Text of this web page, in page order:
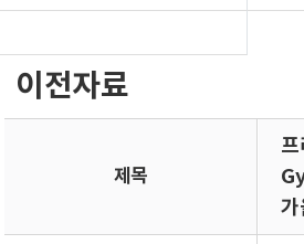
이전자료
제목